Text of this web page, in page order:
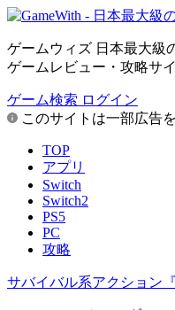
ゲームウィズ 日本最大級
ゲームレビュー・攻略サ
ゲーム検索 ログイン
このサイトは一部広告
TOP
アプリ
Switch
Switch2
PS5
PC
攻略
サバイバル系アクション